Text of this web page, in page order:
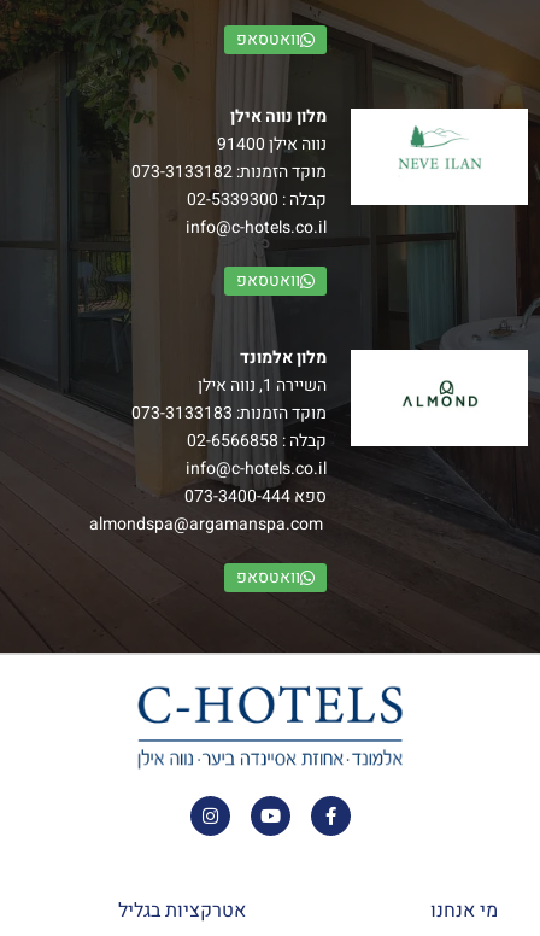
וואטסאפ
מלון נווה אילן
נווה אילן 91400
מוקד הזמנות:073-3133182
קבלה : 02-5339300
info@c-hotels.co.il
וואטסאפ
מלון אלמונד
השיירה 1, נווה אילן
מוקד הזמנות: 073-3133183
קבלה : 02-6566858
info@c-hotels.co.il
ספא073-3400-444
almondspa@argamanspa.com
וואטסאפ
מי אנחנו אטרקציות בגליל